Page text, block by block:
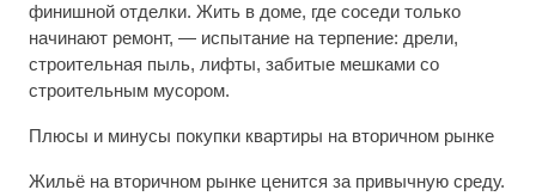
финишной отделки. Жить в доме, где соседи только
начинают ремонт, — испытание на терпение: дрели,
строительная пыль, лифты, забитые мешками со
строительным мусором.
Плюсы и минусы покупки квартиры на вторичном рынке
Жильё на вторичном рынке ценится за привычную среду.